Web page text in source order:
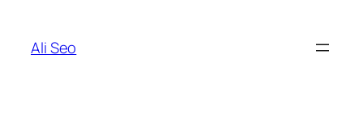
content
Ali Seo